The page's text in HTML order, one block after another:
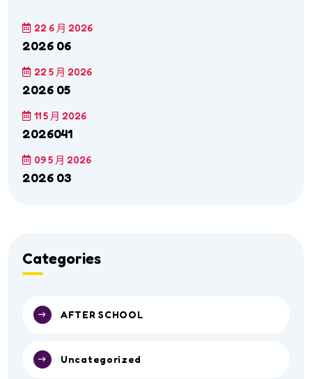
22 6 月 2026
2026 06
22 5 月 2026
2026 05
11 5 月 2026
2026041
09 5 月 2026
2026 03
Categories
AFTER SCHOOL
Uncategorized